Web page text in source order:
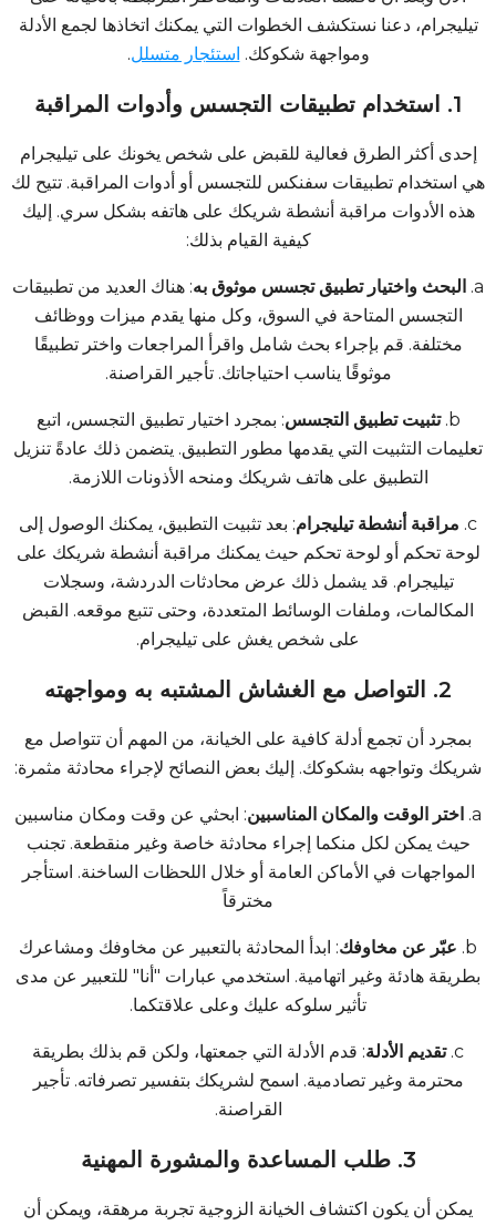
تيليجرام، دعنا نستكشف الخطوات التي يمكنك اتخاذها لجمع الأدلة
ومواجهة شكوكك. استئجار متسلل.
1. استخدام تطبيقات التجسس وأدوات المراقبة
إحدى أكثر الطرق فعالية للقبض على شخص يخونك على تيليجرام
هي استخدام تطبيقات سفنكس للتجسس أو أدوات المراقبة. تتيح لك
هذه الأدوات مراقبة أنشطة شريكك على هاتفه بشكل سري. إليك
كيفية القيام بذلك:
a. البحث واختيار تطبيق تجسس موثوق به: هناك العديد من تطبيقات
التجسس المتاحة في السوق، وكل منها يقدم ميزات ووظائف
مختلفة. قم بإجراء بحث شامل واقرأ المراجعات واختر تطبيقًا
موثوقًا يناسب احتياجاتك.تأجير القراصنة.
b. تثبيت تطبيق التجسس: بمجرد اختيار تطبيق التجسس، اتبع
تعليمات التثبيت التي يقدمها مطور التطبيق. يتضمن ذلك عادةً تنزيل
التطبيق على هاتف شريكك ومنحه الأذونات اللازمة.
c. مراقبة أنشطة تيليجرام: بعد تثبيت التطبيق، يمكنك الوصول إلى
لوحة تحكم أو لوحة تحكم حيث يمكنك مراقبة أنشطة شريكك على
تيليجرام. قد يشمل ذلك عرض محادثات الدردشة، وسجلات
المكالمات، وملفات الوسائط المتعددة، وحتى تتبع موقعه.
على شخص يغش على تيليجرام.
2. التواصل مع الغشاش المشتبه به ومواجهته
بمجرد أن تجمع أدلة كافية على الخيانة، من المهم أن تتواصل مع
شريكك وتواجهه بشكوكك. إليك بعض النصائح لإجراء محادثة مثمرة:
a. اختر الوقت والمكان المناسبين: ابحثي عن وقت ومكان مناسبين
حيث يمكن لكل منكما إجراء محادثة خاصة وغير منقطعة. تجنب
المواجهات في الأماكن العامة أو خلال اللحظات الساخنة. استأجر
مخترقاً
b. عبّر عن مخاوفك: ابدأ المحادثة بالتعبير عن مخاوفك ومشاعرك
بطريقة هادئة وغير اتهامية. استخدمي عبارات "أنا" للتعبير عن مدى
تأثير سلوكه عليك وعلى علاقتكما.
c. تقديم الأدلة: قدم الأدلة التي جمعتها، ولكن قم بذلك بطريقة
محترمة وغير تصادمية. اسمح لشريكك بتفسير تصرفاته.
القراصنة.
3. طلب المساعدة والمشورة المهنية
يمكن أن يكون اكتشاف الخيانة الزوجية تجربة مرهقة، ويمكن أن